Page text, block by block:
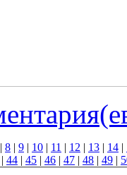
| 8 | 9 | 10 | 11 | 12 | 13 | 14 |
| 44 | 45 | 46 | 47 | 48 | 49 |